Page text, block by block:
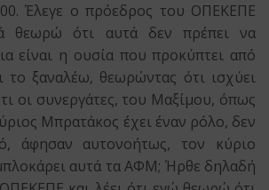
Έλεγε ο πρόεδρος του ΟΠΕΚΕΠΕ
θεωρώ ότι αυτά δεν πρέπει να
είναι η ουσία που προκύπτει από
το ξαναλέω, θεωρώντας ότι ισχύει
οι συνεργάτες, του Μαξίμου, όπως
Μπρατάκος έχει έναν ρόλο, δεν
άφησαν αυτονοήτως, τον κύριο
αυτά τα ΑΦΜ; Ήρθε δηλαδή